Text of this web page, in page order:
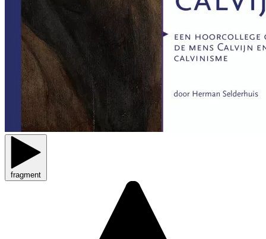
fragment